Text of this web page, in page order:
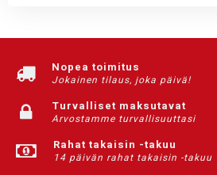
Nopea toimitus
Jokainen tilaus, joka päivä!
Turvalliset maksutavat
Arvostamme turvallisuuttasi
Rahat takaisin -takuu
14 päivän rahat takaisin -takuu